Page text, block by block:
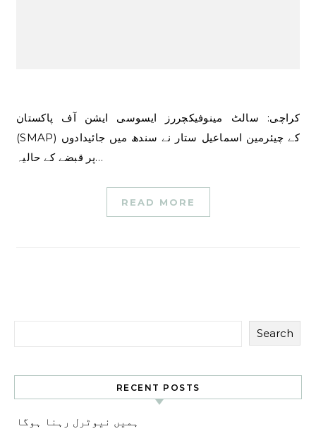
کراچی: سالٹ مینوفیکچررز ایسوسی ایشن آف پاکستان
(SMAP) کے چیئرمین اسماعیل ستار نے سندھ میں جائیدادوں
پر قبضے کے حالیہ…
READ MORE
Search
RECENT POSTS
ہمیں نیوٹرل رہنا ہوگا